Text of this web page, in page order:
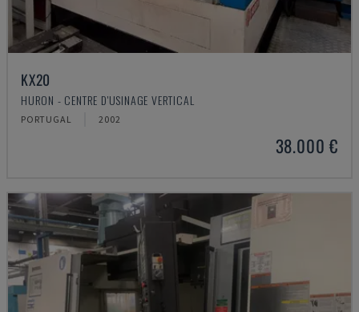
KX20
HURON - CENTRE D'USINAGE VERTICAL
PORTUGAL 2002
38.000 €